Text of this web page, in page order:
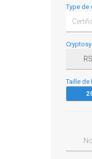
Type de
Taille